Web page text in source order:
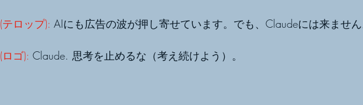
(テロップ): AIにも広告の波が押し寄せています。でも、Claudeには来ませ
(ロゴ): Claude. 思考を止めるな（考え続けよう）。